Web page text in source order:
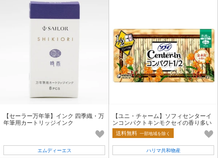
【セーラー万年筆】インク 四季織・万
年筆用カートリッジインク
エムディーエス
【ユニ・チャーム】ソフィセンターイ
ンコンパクトキンモクセイの香り多い
昼用【生理用品】
送料無料 一部地域を除く
ハリマ共和物産